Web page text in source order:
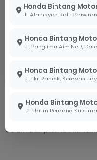
Honda Bintang
Honda Bintang
Honda Bintang
Honda Bintang
via WhatsApp untuk
Promo Lainnya
Belum ada promo aktif